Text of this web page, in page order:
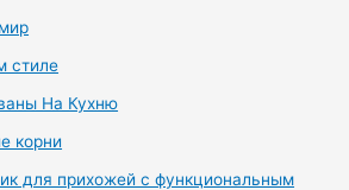
стиле
На Кухню
корни
для прихожей с функциональным